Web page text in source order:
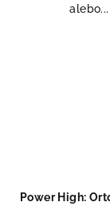
alebo...
Power High: